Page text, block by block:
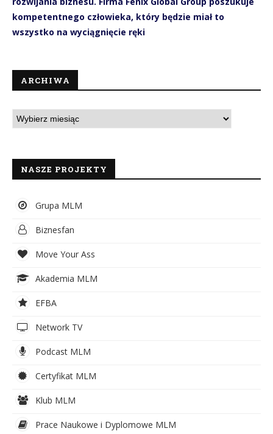
kompetentnego człowieka, który będzie miał to
wszystko na wyciągnięcie ręki
ARCHIWA
NASZE PROJEKTY
Grupa MLM
Biznesfan
Move Your Ass
Akademia MLM
EFBA
Network TV
Podcast MLM
Certyfikat MLM
Klub MLM
Prace Naukowe i Dyplomowe MLM